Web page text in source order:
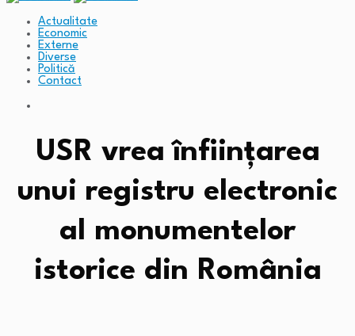
Actualitate
Economic
Externe
Diverse
Politică
Contact
USR vrea înființarea
unui registru electronic
al monumentelor
istorice din România